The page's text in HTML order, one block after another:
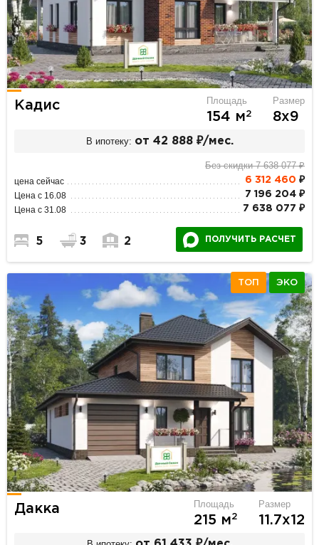
Кадис Площадь
154 м2
Размер
8х9
В ипотеку: от 42 888 ₽/мес.
Без скидки 7 638 077 ₽
цена сейчас 6 312 460 ₽
Цена с 16.08 7 196 204 ₽
Цена с 31.08 7 638 077 ₽
5 3 2 ПОЛУЧИТЬ РАСЧЕТ
ТОП ЭКО
Дакка Площадь
215 м2
Размер
11.7х12